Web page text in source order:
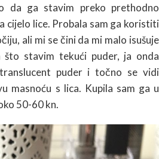
da ga stavim preko prethodno
cijelo lice. Probala sam ga koristiti
ali mi se čini da mi malo isušuje
stavim tekući puder, ja onda
puder i točno se vidi
masnoću s lica. Kupila sam ga u
50-60 kn.